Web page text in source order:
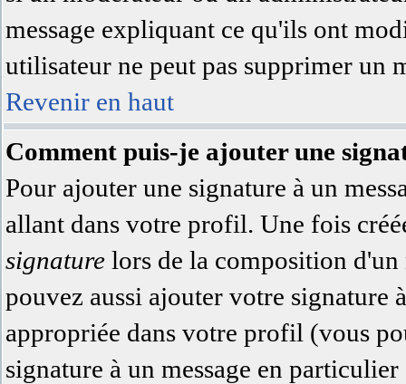
message expliquant ce qu'ils ont
utilisateur ne peut pas supprimer un
Revenir en haut
Comment puis-je ajouter une
Pour ajouter une signature à un
allant dans votre profil. Une fois
signature lors de la composition d'un
pouvez aussi ajouter votre signature
appropriée dans votre profil (vous
signature à un message en